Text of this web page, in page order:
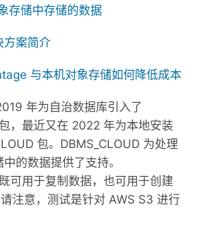
存储中存储的数据
案简介
与本机对象存储如何降低成本
年为自治数据库引入了
，最近又在 2022 年为本地安装
包。DBMS_CLOUD 为处理
的数据提供了支持。
可用于复制数据，也可用于创建
注意，测试是针对 AWS S3 进行